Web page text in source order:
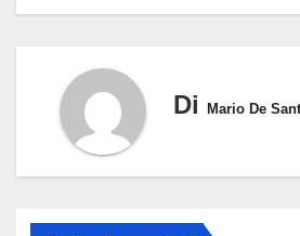
Di Mario De